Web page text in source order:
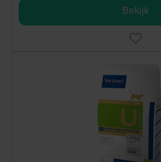
Bekijk